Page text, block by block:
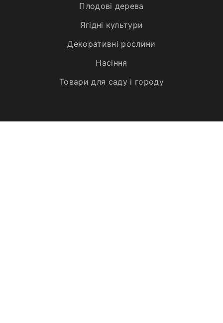
Плодові дерева
Ягідні культури
Декоративні рослини
Насіння
Товари для саду і городу